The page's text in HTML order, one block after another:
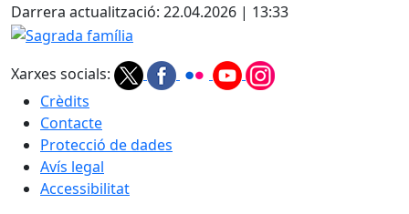
Darrera actualització: 22.04.2026 | 13:33
Sagrada família
Xarxes socials:
Crèdits
Contacte
Protecció de dades
Avís legal
Accessibilitat